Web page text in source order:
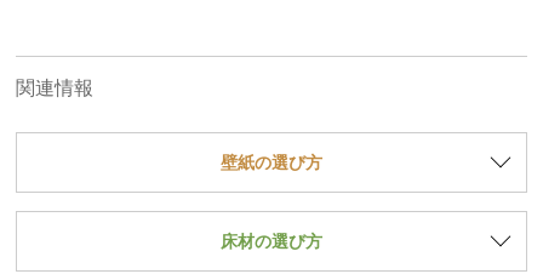
関連情報
壁紙の選び方
床材の選び方